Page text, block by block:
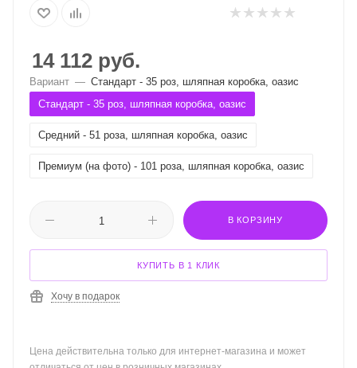
14 112 руб.
Вариант — Стандарт - 35 роз, шляпная коробка, оазис
Стандарт - 35 роз, шляпная коробка, оазис
Средний - 51 роза, шляпная коробка, оазис
Премиум (на фото) - 101 роза, шляпная коробка, оазис
В КОРЗИНУ
КУПИТЬ В 1 КЛИК
Хочу в подарок
Цена действительна только для интернет-магазина и может